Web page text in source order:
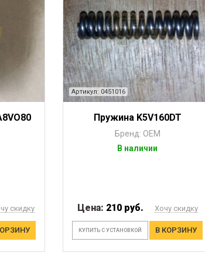
скидку
Артикул: 0451016
Пружина K5V160DT
Бренд: OEM
В наличии
Цена: 210 руб. Хочу скидку
КУПИТЬ С УСТАНОВКОЙ В КОРЗИНУ